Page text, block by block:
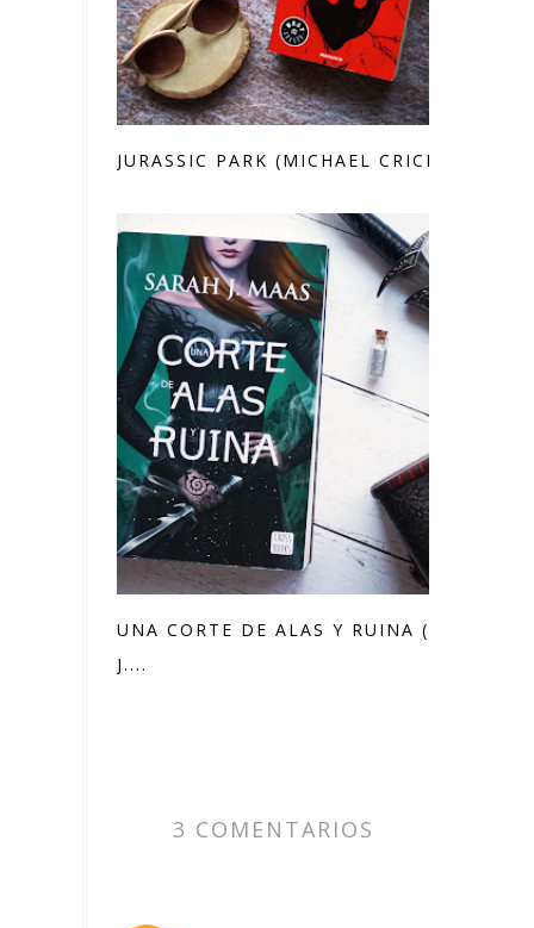
JURASSIC PARK (MICHAEL CRICHTON)
UNA CORTE DE ALAS Y RUINA (SARAH
J....
3 COMENTARIOS